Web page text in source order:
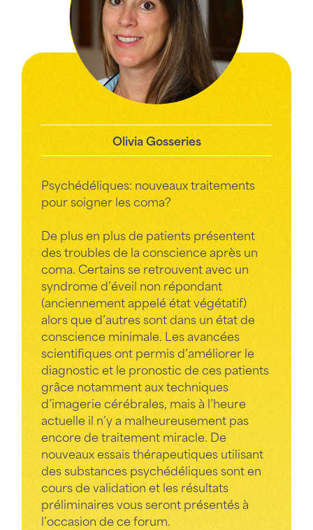
Olivia Gosseries
Psychédéliques: nouveaux traitements
pour soigner les coma?
De plus en plus de patients présentent
des troubles de la conscience après un
coma. Certains se retrouvent avec un
syndrome d’éveil non répondant
(anciennement appelé état végétatif)
alors que d’autres sont dans un état de
conscience minimale. Les avancées
scientifiques ont permis d’améliorer le
diagnostic et le pronostic de ces patients
grâce notamment aux techniques
d’imagerie cérébrales, mais à l’heure
actuelle il n’y a malheureusement pas
encore de traitement miracle. De
nouveaux essais thérapeutiques utilisant
des substances psychédéliques sont en
cours de validation et les résultats
préliminaires vous seront présentés à
l’occasion de ce forum.